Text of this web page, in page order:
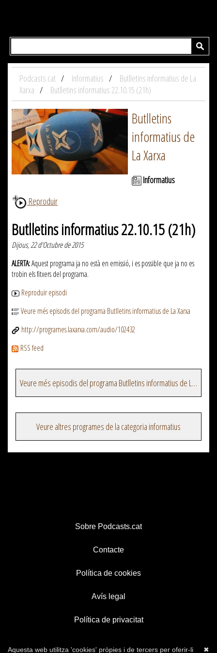
Podcasts.cat Informatius
Butlletins informatius de La
Xarxa
Butlletins informatius 22.10.15 (21h)
Butlletins
informatius de
La Xarxa
Informatius
Reproduir
Butlletins informatius 22.10.15 (21h)
Dijous, 22 d'Octubre de 2015
ALERTA:Aquest programa ja no està en emissió, i es possible que ja no es
trobin els fitxers del programa.
Reproduir episodi
Veure més episodis del programa Butlletins informatius de La Xarxa
http://programes.laxarxa.com/audio/102432
RSS feed
Veure més episodis del programa Butlletins informatius de La Xarxa
Veure altres programes de la categoria informatius
Sobre Podcasts.cat
Contacte
Política de cookies
Avís legal
Política de privacitat
✖
Aquesta web utilitza 'cookies' pròpies i de tercers per oferir-li